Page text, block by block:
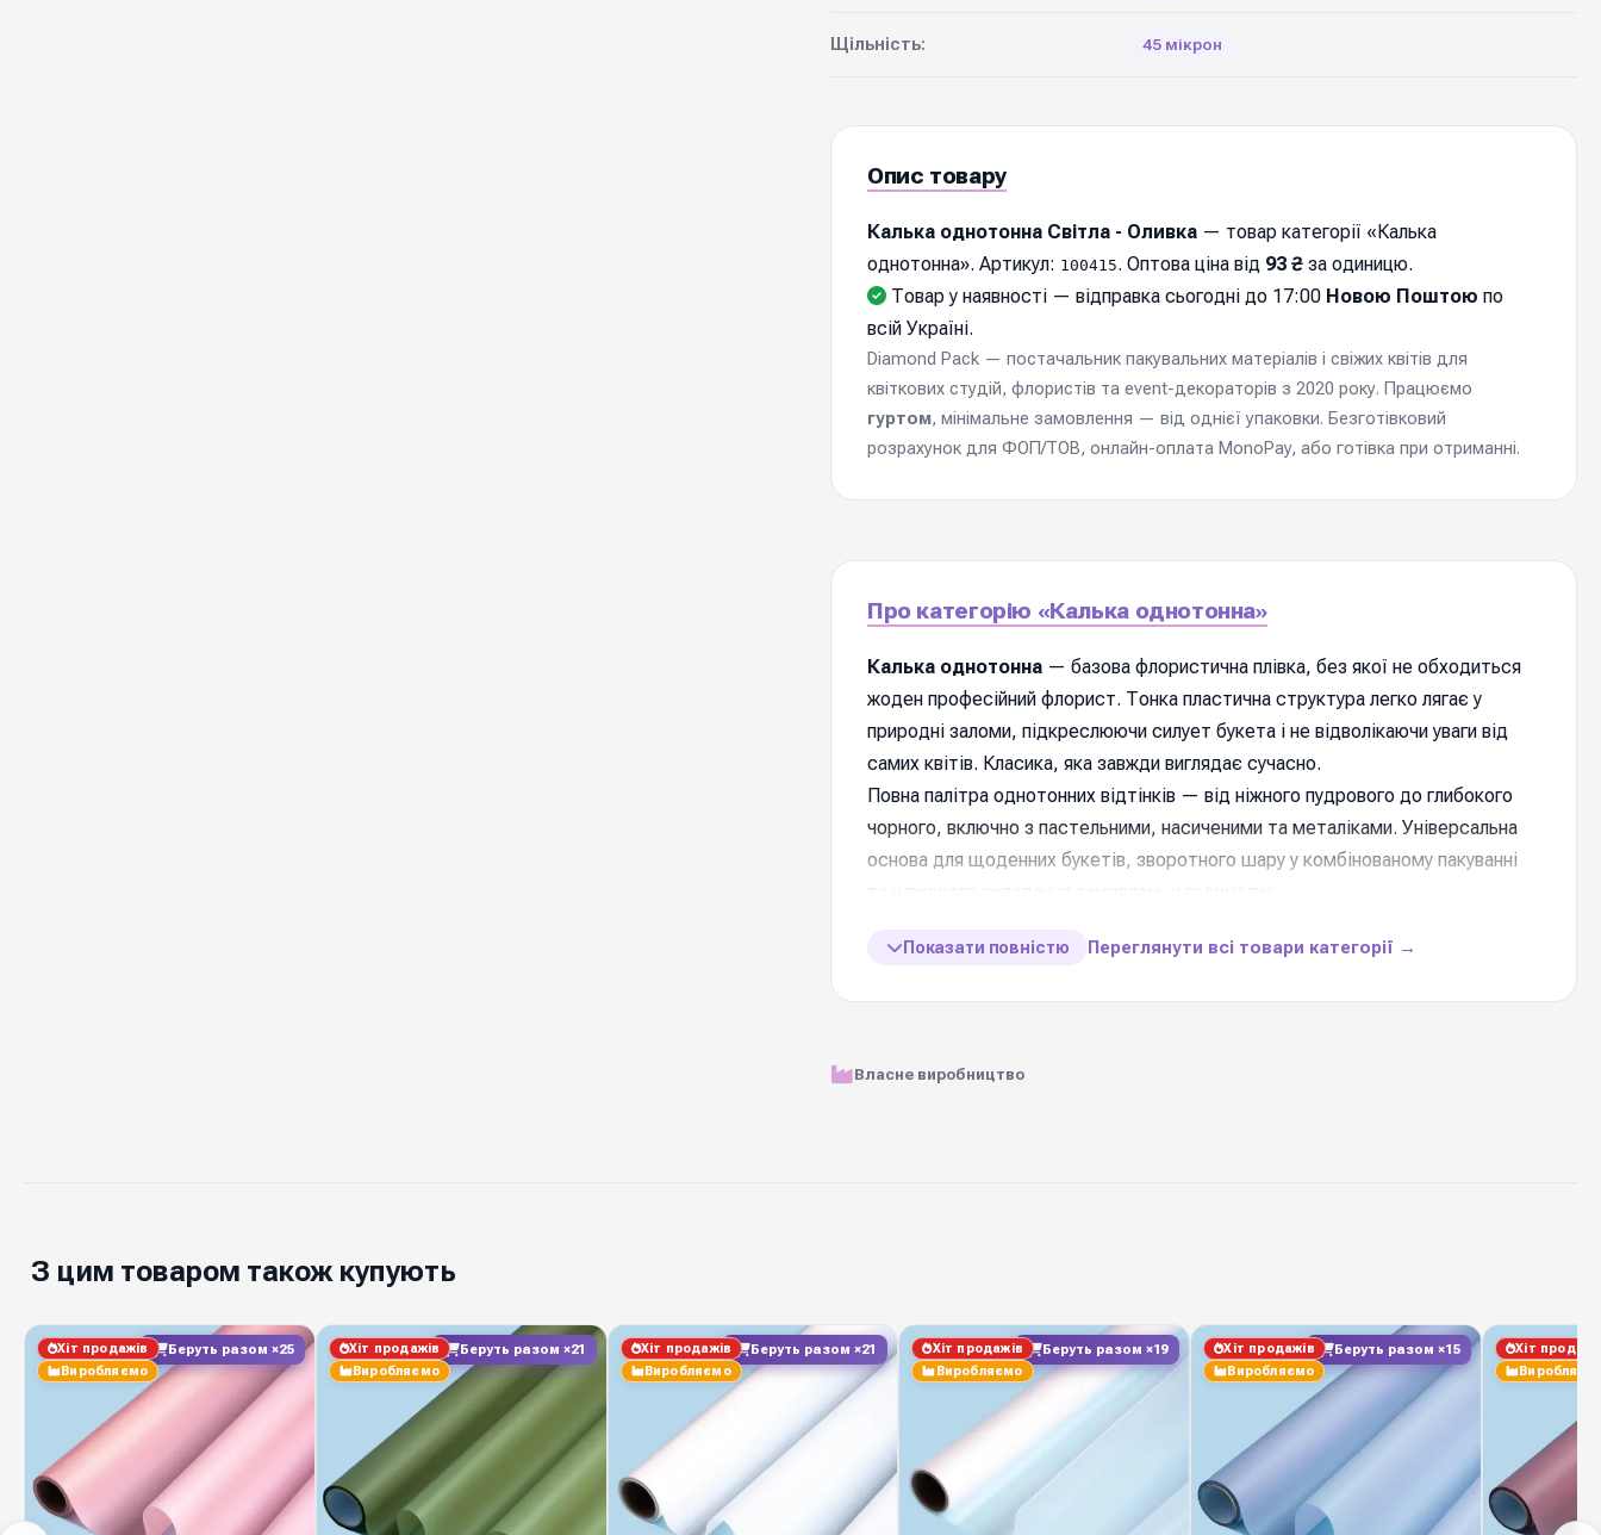
Щільність: 45 мікрон
Опис товару
Калька однотонна Світла - Оливка — товар категорії «Калька
однотонна». Артикул: 100415. Оптова ціна від 93 ₴ за одиницю.
Товар у наявності — відправка cьогодні до 17:00 Новою Поштою по
всій Україні.
Diamond Pack — постачальник пакувальних матеріалів і свіжих квітів для
квіткових студій, флористів та event-декораторів з 2020 року. Працюємо
гуртом, мінімальне замовлення — від однієї упаковки. Безготівковий
розрахунок для ФОП/ТОВ, онлайн-оплата MonoPay, або готівка при отриманні.
Про категорію «Калька однотонна»
Калька однотонна — базова флористична плівка, без якої не обходиться
жоден професійний флорист. Тонка пластична структура легко лягає у
природні заломи, підкреслюючи силует букета і не відволікаючи уваги від
самих квітів. Класика, яка завжди виглядає сучасно.
Повна палітра однотонних відтінків — від ніжного пудрового до глибокого
чорного, включно з пастельними, насиченими та металіками. Універсальна
основа для щоденних букетів, зворотного шару у комбінованому пакуванні
та швидкого складання замовлень у години пік.
Вологостійкість 100 %
Виробник ТОВ "ПАКІНГ-ФЛАВЕР"
Замовляйте у Diamond Pack — стабільна наявність на складі у Києві,
щотижневі нові надходження, вигідні оптові ціни для флористичних салонів,
Показати повністю Переглянути всі товари категорії →
Власне виробництво
З цим товаром також купують
Беруть разом ×25
Хіт продажів
Виробляємо
Беруть разом ×21
Хіт продажів
Виробляємо
Беруть разом ×21
Хіт продажів
Виробляємо
Беруть разом ×19
Хіт продажів
Виробляємо
Беруть разом ×15
Хіт продажів
Виробляємо
Хіт